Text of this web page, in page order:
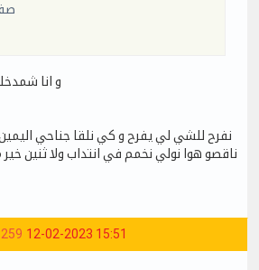
و انا
نفرح للشي لي يفرح و كي نلقا جناحي
ناقصو هوا نولي نخمم في انتداب ولا ثنين
12-02-2023 15:51